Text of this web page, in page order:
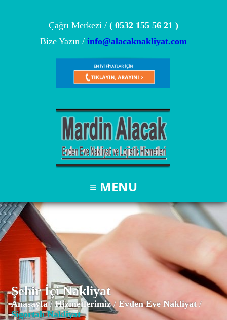
Çağrı Merkezi / ( 0532 155 56 21 )
Bize Yazın / info@alacaknakliyat.com
≡ MENU
Şehir İçi Nakliyat
Anasayfa/Hizmetlerimiz/ Evden Eve Nakliyat/
Sigortalı Nakliyat